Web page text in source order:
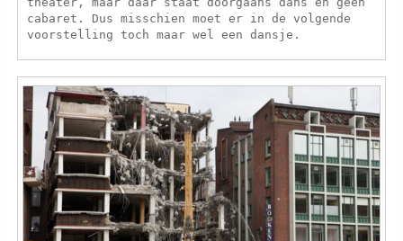
cabaret. Dus misschien moet er in de volgende
voorstelling toch maar wel een dansje.